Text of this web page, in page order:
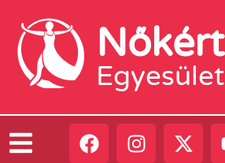
Nőkért
Egyesület